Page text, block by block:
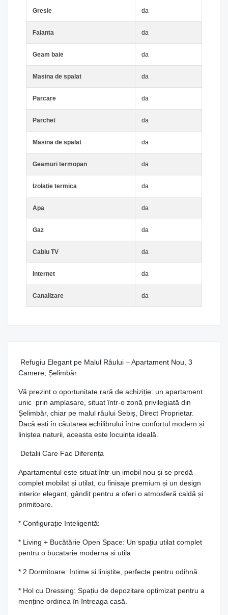
Gresie da
Faianta da
Geam baie da
Masina de spalat da
Parcare da
Parchet da
Masina de spalat da
Geamuri termopan da
Izolatie termica da
Apa da
Gaz da
Cablu TV da
Internet da
Canalizare da
Refugiu Elegant pe Malul Râului – Apartament Nou, 3
Camere, Șelimbăr
Vă prezint o oportunitate rară de achiziție: un apartament
unic prin amplasare, situat într-o zonă privilegiată din
Șelimbăr, chiar pe malul râului Sebiș, Direct Proprietar.
Dacă ești în căutarea echilibrului între confortul modern și
liniștea naturii, aceasta este locuința ideală.
Detalii Care Fac Diferența
Apartamentul este situat într-un imobil nou și se predă
complet mobilat și utilat, cu finisaje premium și un design
interior elegant, gândit pentru a oferi o atmosferă caldă și
primitoare.
* Configurație Inteligentă:
* Living + Bucătărie Open Space: Un spațiu utilat complet
pentru o bucatarie moderna si utila
* 2 Dormitoare: Intime și liniștite, perfecte pentru odihnă.
* Hol cu Dressing: Spațiu de depozitare optimizat pentru a
menține ordinea în întreaga casă.